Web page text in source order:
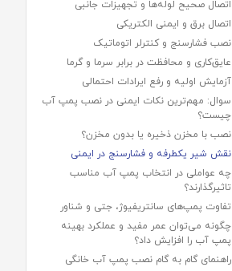
اتصال صحیح لوله‌ها و تجهیزات جانبی
اتصال برق و ایمنی الکتریکی
نصب فشارسنج و کنترلر اتوماتیک
عایق‌کاری و محافظت در برابر سرما و گرما
آزمایش اولیه و رفع ایرادات احتمالی
سوال: مهم‌ترین نکات ایمنی در نصب پمپ آب
چیست؟
نصب با مخزن ذخیره یا بدون مخزن؟
نقش شیر یکطرفه و فشارسنج در ایمنی
چه عواملی در انتخاب پمپ آب مناسب
تاثیرگذارند؟
تفاوت پمپ‌های سانتریفیوژ، جتی و شناور
چگونه می‌توان عمر مفید و عملکرد بهینه
پمپ آب را افزایش داد؟
راهنمای گام به گام نصب پمپ آب خانگی